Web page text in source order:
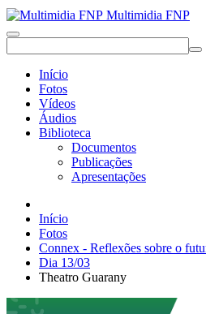
Multimidia FNP
Início
Fotos
Vídeos
Áudios
Biblioteca
Documentos
Publicações
Apresentações
Início
Fotos
Connex - Reflexões sobre o
Dia 13/03
Theatro Guarany